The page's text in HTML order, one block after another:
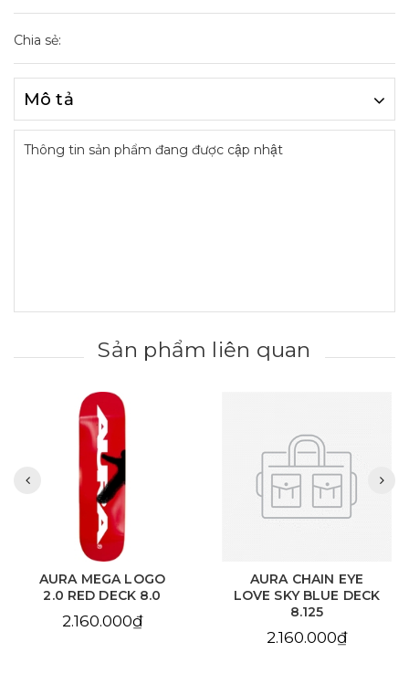
Chia sẻ:
Mô tả
Thông tin sản phẩm đang được cập nhật
Sản phẩm liên quan
AURA MEGA LOGO
2.0 RED DECK 8.0
2.160.000₫
AURA CHAIN EYE
LOVE SKY BLUE DECK
8.125
2.160.000₫